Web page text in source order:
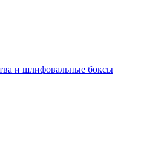
и шлифовальные боксы